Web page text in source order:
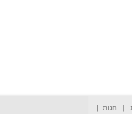
| חנות |